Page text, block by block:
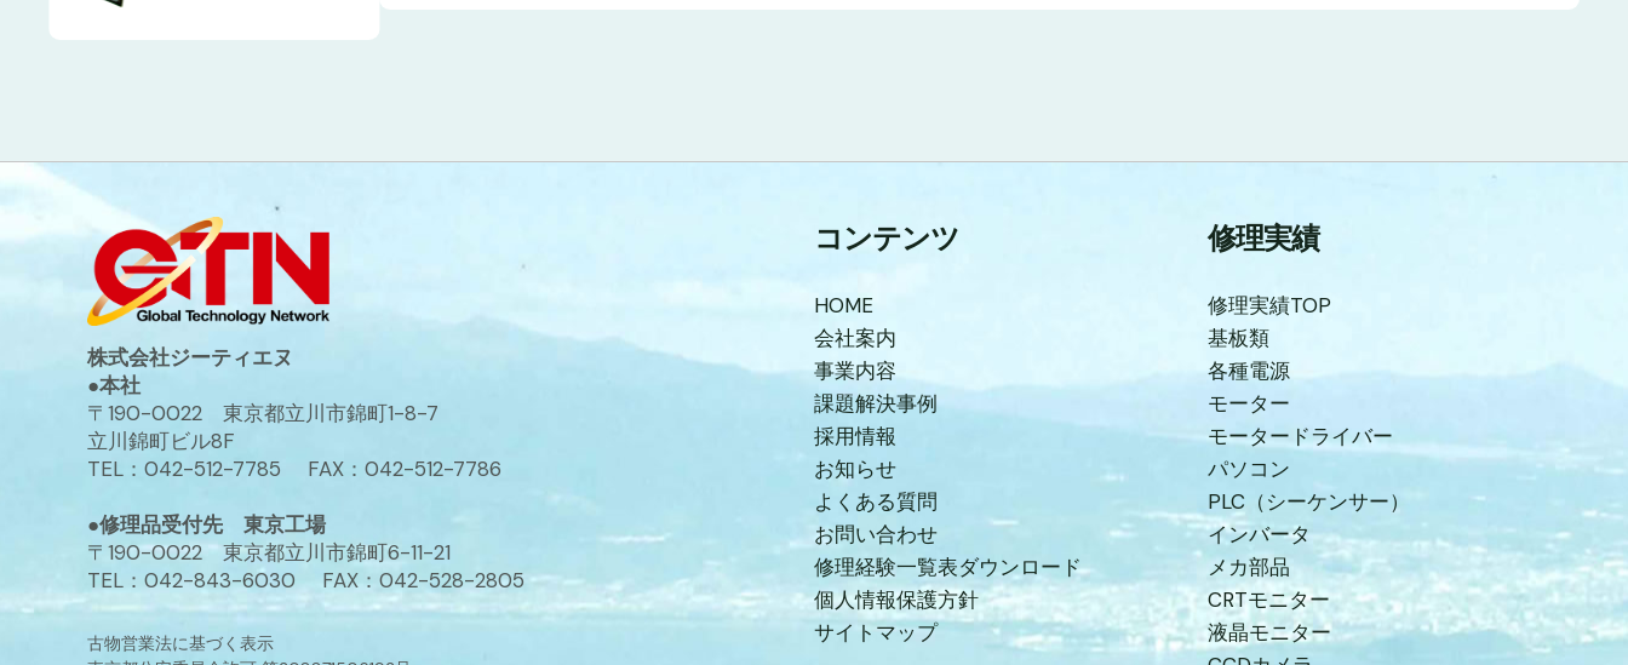
株式会社ジーティエヌ
●本社
〒190-0022 東京都立川市錦町1-8-7
立川錦町ビル8F
TEL：042-512-7785 FAX：042-512-7786
●修理品受付先 東京工場
〒190-0022 東京都立川市錦町6-11-21
TEL：042-843-6030 FAX：042-528-2805
古物営業法に基づく表示
コンテンツ
HOME
会社案内
事業内容
課題解決事例
採用情報
お知らせ
よくある質問
お問い合わせ
修理経験一覧表ダウンロード
個人情報保護方針
サイトマップ
修理実績
修理実績TOP
基板類
各種電源
モーター
モータードライバー
パソコン
PLC（シーケンサー）
インバータ
メカ部品
CRTモニター
液晶モニター